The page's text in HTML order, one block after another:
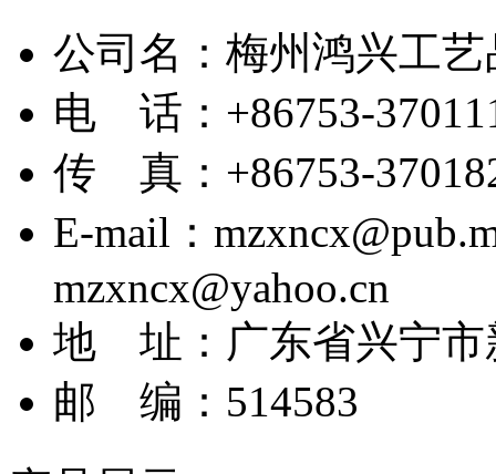
公司名： 梅州鸿兴工
电 话： +86753-
传 真： +86753-
E-mail：
mzxncx@yahoo.cn
地 址： 广东省兴宁
邮 编： 514583